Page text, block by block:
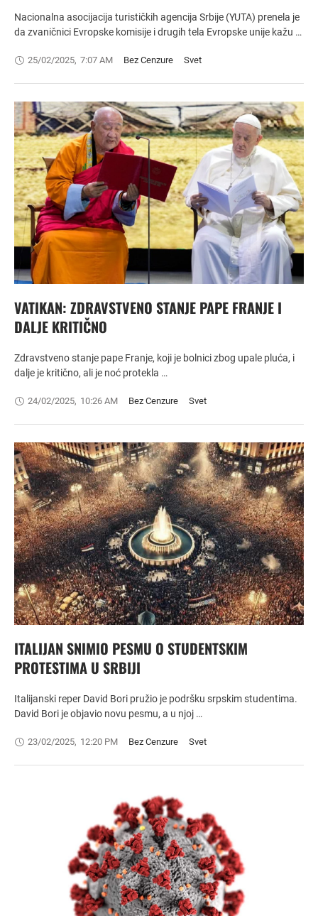
Nacionalna asocijacija turističkih agencija Srbije (YUTA) prenela je
da zvaničnici Evropske komisije i drugih tela Evropske unije kažu …
25/02/2025, 7:07 AM Bez Cenzure Svet
VATIKAN: ZDRAVSTVENO STANJE PAPE FRANJE I
DALJE KRITIČNO
Zdravstveno stanje pape Franje, koji je bolnici zbog upale pluća, i
dalje je kritično, ali je noć protekla …
24/02/2025, 10:26 AM Bez Cenzure Svet
ITALIJAN SNIMIO PESMU O STUDENTSKIM
PROTESTIMA U SRBIJI
Italijanski reper David Bori pružio je podršku srpskim studentima.
David Bori je objavio novu pesmu, a u njoj …
23/02/2025, 12:20 PM Bez Cenzure Svet